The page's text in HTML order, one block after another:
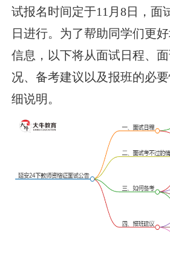
试报名时间定于11月8日，面
日进行。为了帮助同学们更
信息，以下将从面试日程、
况、备考建议以及报班的必
细说明。